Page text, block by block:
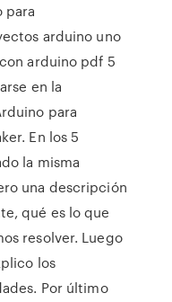
para
arduino uno
arduino pdf 5
en la
para
En los 5
la misma
una descripción
qué es lo que
resolver. Luego
los
Por último